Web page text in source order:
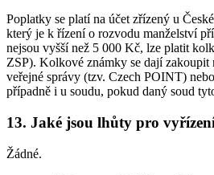
Poplatky se platí na účet zřízený u
který je k řízení o rozvodu manželství
nejsou vyšší než 5 000 Kč, lze platit
ZSP). Kolkové známky se dají zakoupit
veřejné správy (tzv. Czech POINT)
případně i u soudu, pokud daný soud
13. Jaké jsou lhůty pro
Žádné.